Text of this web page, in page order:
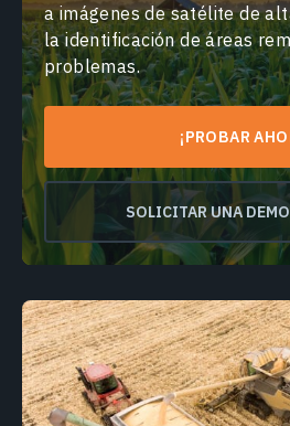
a imágenes de satélite de
la identificación de áreas
problemas.
¡PROBAR
SOLICITAR UNA